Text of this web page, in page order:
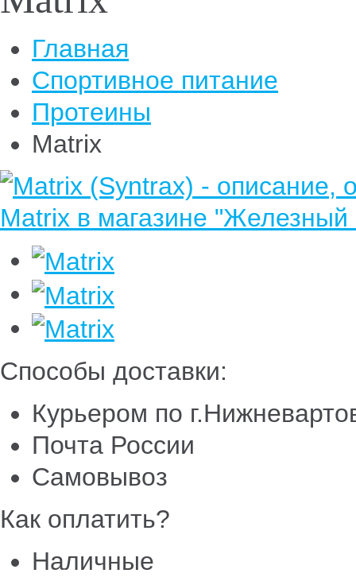
Главная
Спортивное питание
Протеины
Matrix
Способы доставки:
Курьером по
Почта России
Самовывоз
Как оплатить?
Наличные